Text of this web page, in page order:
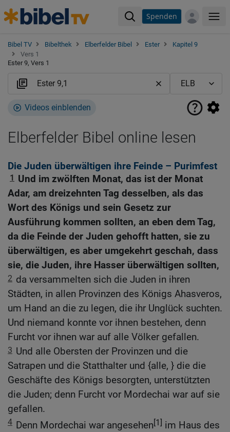
Spenden
Bibel TV Bibelthek Elberfelder Bibel Ester
Kapitel 9
Vers 1
Ester 9, Vers 1
Videos einblenden
Elberfelder Bibel online lesen
Die Juden überwältigen ihre Feinde – Purimfest
1
Und im zwölften Monat, das ist der Monat
Adar, am dreizehnten Tag desselben, als das
Wort des Königs und sein Gesetz zur
Ausführung kommen sollten, an eben dem Tag,
da die Feinde der Juden gehofft hatten, sie zu
überwältigen, es aber umgekehrt geschah, dass
sie, die Juden, ihre Hasser überwältigen sollten,
2 da versammelten sich die Juden in ihren
Städten, in allen Provinzen des Königs Ahasveros,
um Hand an die zu legen, die ihr Unglück suchten.
Und niemand konnte vor ihnen bestehen, denn
Furcht vor ihnen war auf alle Völker gefallen.
3 Und alle Obersten der Provinzen und die
Satrapen und die Statthalter und {alle, } die die
Geschäfte des Königs besorgten, unterstützten
die Juden; denn Furcht vor Mordechai war auf sie
gefallen.
4 Denn Mordechai war angesehen[1] im Haus des